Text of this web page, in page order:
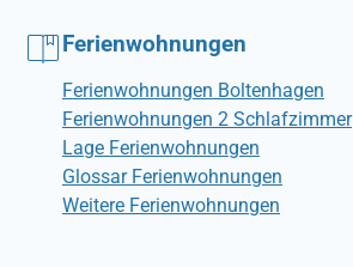
Ferienwohnungen
Ferienwohnungen Boltenhagen
Ferienwohnungen 2 Schlafzimmer
Lage Ferienwohnungen
Glossar Ferienwohnungen
Weitere Ferienwohnungen